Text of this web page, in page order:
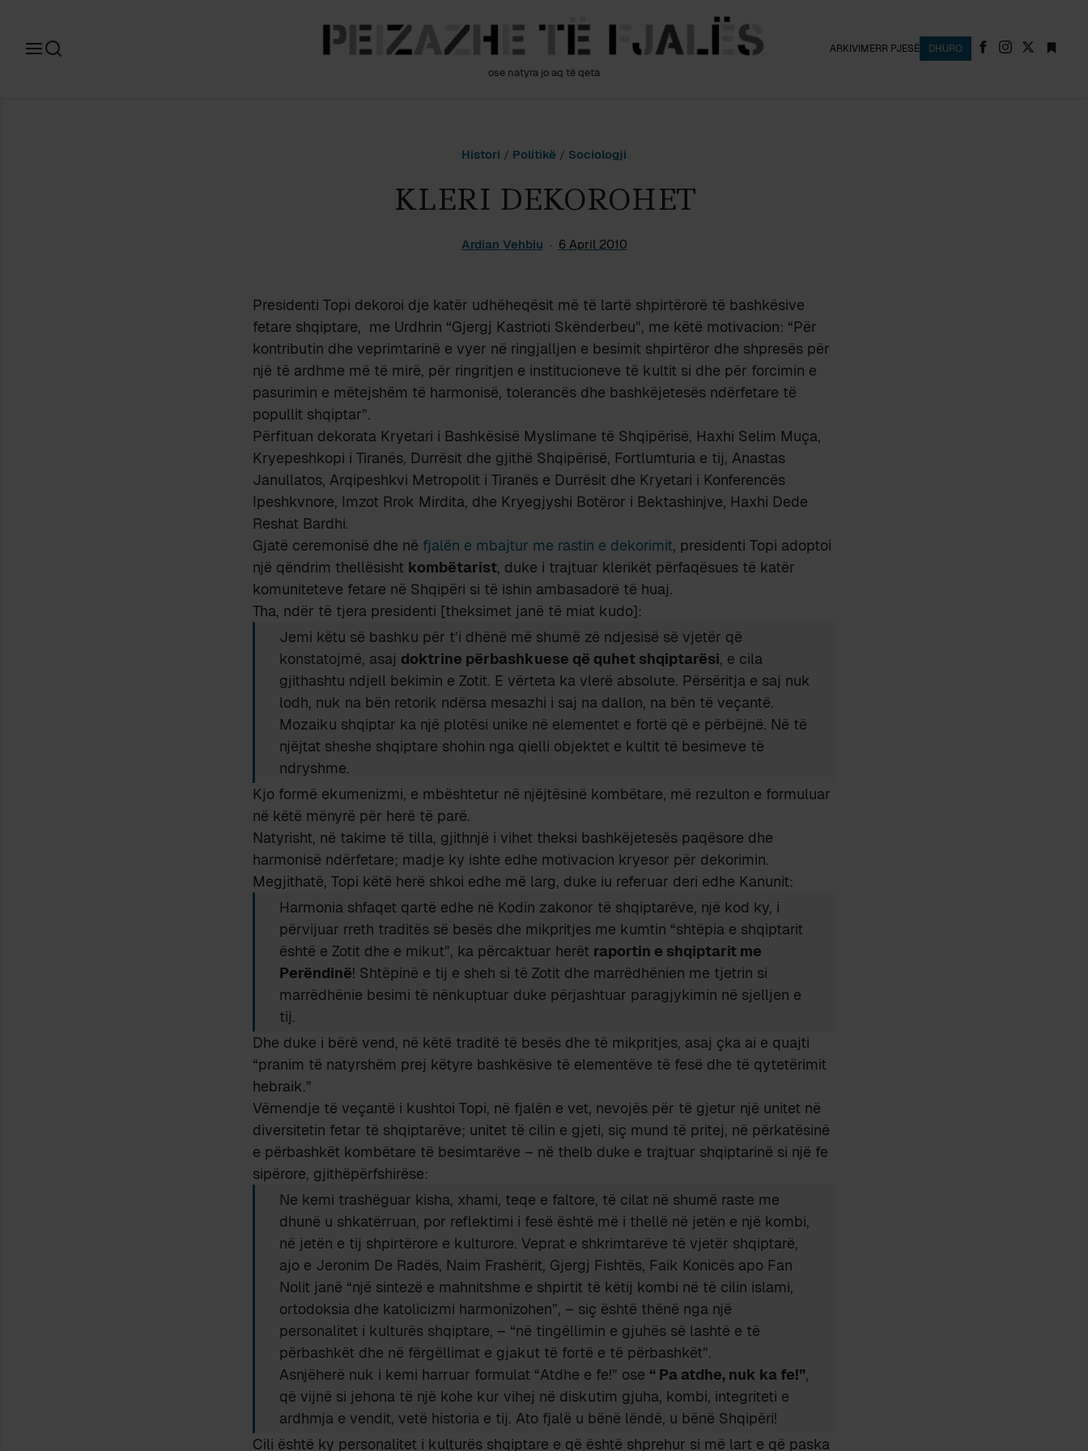
ose natyra jo aq të qeta
ARKIVIMERR PJESË DHURO
Histori / Politikë / Sociologji
KLERI DEKOROHET
Ardian Vehbiu 6 April 2010
Presidenti Topi dekoroi dje katër udhëheqësit më të lartë shpirtërorë të bashkësive
fetare shqiptare, me Urdhrin “Gjergj Kastrioti Skënderbeu”, me këtë motivacion: “Për
kontributin dhe veprimtarinë e vyer në ringjalljen e besimit shpirtëror dhe shpresës për
një të ardhme më të mirë, për ringritjen e institucioneve të kultit si dhe për forcimin e
pasurimin e mëtejshëm të harmonisë, tolerancës dhe bashkëjetesës ndërfetare të
popullit shqiptar”.
Përfituan dekorata Kryetari i Bashkësisë Myslimane të Shqipërisë, Haxhi Selim Muça,
Kryepeshkopi i Tiranës, Durrësit dhe gjithë Shqipërisë, Fortlumturia e tij, Anastas
Janullatos, Arqipeshkvi Metropolit i Tiranës e Durrësit dhe Kryetari i Konferencës
Ipeshkvnore, Imzot Rrok Mirdita, dhe Kryegjyshi Botëror i Bektashinjve, Haxhi Dede
Reshat Bardhi.
Gjatë ceremonisë dhe në fjalën e mbajtur me rastin e dekorimit, presidenti Topi adoptoi
një qëndrim thellësisht kombëtarist, duke i trajtuar klerikët përfaqësues të katër
komuniteteve fetare në Shqipëri si të ishin ambasadorë të huaj.
Tha, ndër të tjera presidenti [theksimet janë të miat kudo]:
Jemi këtu së bashku për t’i dhënë më shumë zë ndjesisë së vjetër që
konstatojmë, asaj doktrine përbashkuese që quhet shqiptarësi, e cila
gjithashtu ndjell bekimin e Zotit. E vërteta ka vlerë absolute. Përsëritja e saj nuk
lodh, nuk na bën retorik ndërsa mesazhi i saj na dallon, na bën të veçantë.
Mozaiku shqiptar ka një plotësi unike në elementet e fortë që e përbëjnë. Në të
njëjtat sheshe shqiptare shohin nga qielli objektet e kultit të besimeve të
ndryshme.
Kjo formë ekumenizmi, e mbështetur në njëjtësinë kombëtare, më rezulton e formuluar
në këtë mënyrë për herë të parë.
Natyrisht, në takime të tilla, gjithnjë i vihet theksi bashkëjetesës paqësore dhe
harmonisë ndërfetare; madje ky ishte edhe motivacion kryesor për dekorimin.
Megjithatë, Topi këtë herë shkoi edhe më larg, duke iu referuar deri edhe Kanunit:
Harmonia shfaqet qartë edhe në Kodin zakonor të shqiptarëve, një kod ky, i
përvijuar rreth traditës së besës dhe mikpritjes me kumtin “shtëpia e shqiptarit
është e Zotit dhe e mikut”, ka përcaktuar herët raportin e shqiptarit me
Perëndinë! Shtëpinë e tij e sheh si të Zotit dhe marrëdhënien me tjetrin si
marrëdhënie besimi të nënkuptuar duke përjashtuar paragjykimin në sjelljen e
tij.
Dhe duke i bërë vend, në këtë traditë të besës dhe të mikpritjes, asaj çka ai e quajti
“pranim të natyrshëm prej këtyre bashkësive të elementëve të fesë dhe të qytetërimit
hebraik.”
Vëmendje të veçantë i kushtoi Topi, në fjalën e vet, nevojës për të gjetur një unitet në
diversitetin fetar të shqiptarëve; unitet të cilin e gjeti, siç mund të pritej, në përkatësinë
e përbashkët kombëtare të besimtarëve – në thelb duke e trajtuar shqiptarinë si një fe
sipërore, gjithëpërfshirëse:
Ne kemi trashëguar kisha, xhami, teqe e faltore, të cilat në shumë raste me
dhunë u shkatërruan, por reflektimi i fesë është më i thellë në jetën e një kombi,
në jetën e tij shpirtërore e kulturore. Veprat e shkrimtarëve të vjetër shqiptarë,
ajo e Jeronim De Radës, Naim Frashërit, Gjergj Fishtës, Faik Konicës apo Fan
Nolit janë “një sintezë e mahnitshme e shpirtit të këtij kombi në të cilin islami,
ortodoksia dhe katolicizmi harmonizohen”, – siç është thënë nga një
personalitet i kulturës shqiptare, – “në tingëllimin e gjuhës së lashtë e të
përbashkët dhe në fërgëllimat e gjakut të fortë e të përbashkët”.
Asnjëherë nuk i kemi harruar formulat “Atdhe e fe!” ose “ Pa atdhe, nuk ka fe!”,
që vijnë si jehona të një kohe kur vihej në diskutim gjuha, kombi, integriteti e
ardhmja e vendit, vetë historia e tij. Ato fjalë u bënë lëndë, u bënë Shqipëri!
Cili është ky personalitet i kulturës shqiptare e që është shprehur si më lart e që paska